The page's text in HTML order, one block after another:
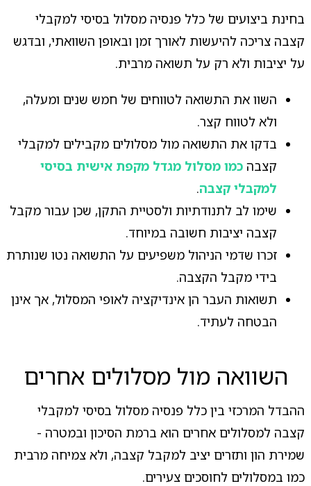
בחינת ביצועים של כלל פנסיה מסלול בסיסי למקבלי
קצבה צריכה להיעשות לאורך זמן ובאופן השוואתי, ובדגש
על יציבות ולא רק על תשואה מרבית.
השוו את התשואה לטווחים של חמש שנים ומעלה,
ולא לטווח קצר.
בדקו את התשואה מול מסלולים מקבילים למקבלי
קצבה כמו מסלול מגדל מקפת אישית בסיסי
למקבלי קצבה.
שימו לב לתנודתיות ולסטיית התקן, שכן עבור מקבל
קצבה יציבות חשובה במיוחד.
זכרו שדמי הניהול משפיעים על התשואה נטו שנותרת
בידי מקבל הקצבה.
תשואות העבר הן אינדיקציה לאופי המסלול, אך אינן
הבטחה לעתיד.
השוואה מול מסלולים אחרים
ההבדל המרכזי בין כלל פנסיה מסלול בסיסי למקבלי
קצבה למסלולים אחרים הוא ברמת הסיכון ובמטרה -
שמירת הון ותזרים יציב למקבל קצבה, ולא צמיחה מרבית
כמו במסלולים לחוסכים צעירים.